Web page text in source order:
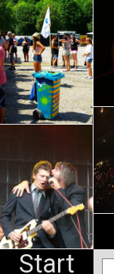
Start
An
Pharma
NL